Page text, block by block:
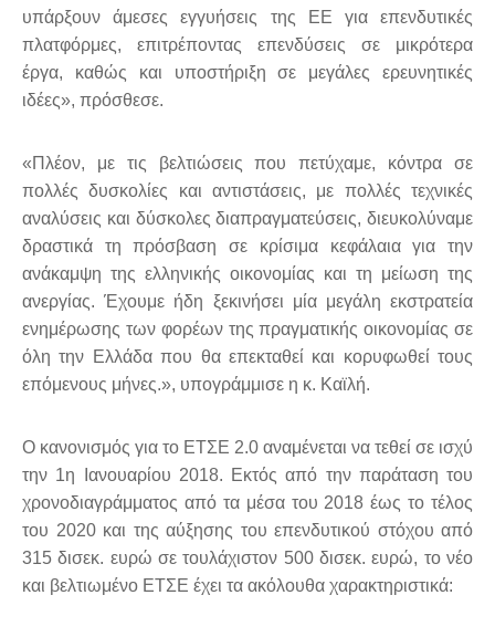
υπάρξουν άμεσες εγγυήσεις της ΕΕ για επενδυτικές
πλατφόρμες, επιτρέποντας επενδύσεις σε μικρότερα
έργα, καθώς και υποστήριξη σε μεγάλες ερευνητικές
ιδέες», πρόσθεσε.
«Πλέον, με τις βελτιώσεις που πετύχαμε, κόντρα σε
πολλές δυσκολίες και αντιστάσεις, με πολλές τεχνικές
αναλύσεις και δύσκολες διαπραγματεύσεις, διευκολύναμε
δραστικά τη πρόσβαση σε κρίσιμα κεφάλαια για την
ανάκαμψη της ελληνικής οικονομίας και τη μείωση της
ανεργίας. Έχουμε ήδη ξεκινήσει μία μεγάλη εκστρατεία
ενημέρωσης των φορέων της πραγματικής οικονομίας σε
όλη την Ελλάδα που θα επεκταθεί και κορυφωθεί τους
επόμενους μήνες.», υπογράμμισε η κ. Καϊλή.
Ο κανονισμός για το ΕΤΣΕ 2.0 αναμένεται να τεθεί σε ισχύ
την 1η Ιανουαρίου 2018. Εκτός από την παράταση του
χρονοδιαγράμματος από τα μέσα του 2018 έως το τέλος
του 2020 και της αύξησης του επενδυτικού στόχου από
315 δισεκ. ευρώ σε τουλάχιστον 500 δισεκ. ευρώ, το νέο
και βελτιωμένο ΕΤΣΕ έχει τα ακόλουθα χαρακτηριστικά: